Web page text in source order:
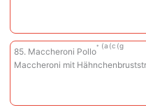
85. Maccheroni Pollo
a c g
Maccheroni mit